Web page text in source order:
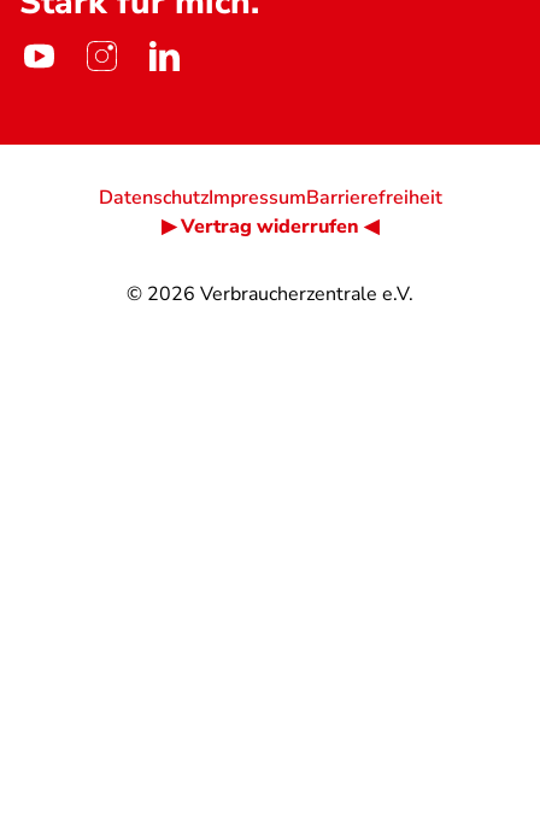
© 2026 Verbraucherzentrale e.V.
DatenschutzImpressumBarrierefreiheit
▶ Vertrag widerrufen ◀